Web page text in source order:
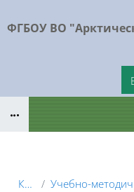
ФГБОУ ВО
Курсы